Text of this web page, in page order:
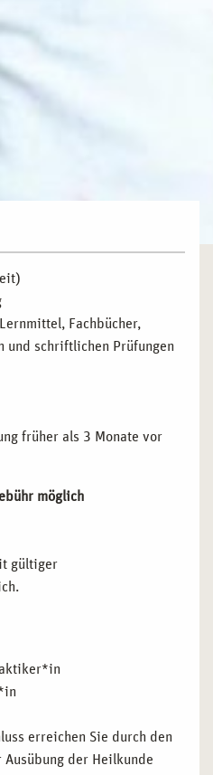
Fachbücher,
und schriftlichen Prüfungen
früher als 3 Monate vor
möglich
gültiger
erreichen Sie durch den
der Heilkunde